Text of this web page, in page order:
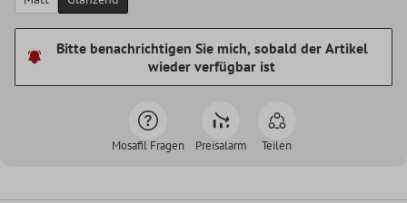
Bitte benachrichtigen Sie mich, sobald der Artikel
wieder verfügbar ist
Mosafil Fragen Preisalarm Teilen